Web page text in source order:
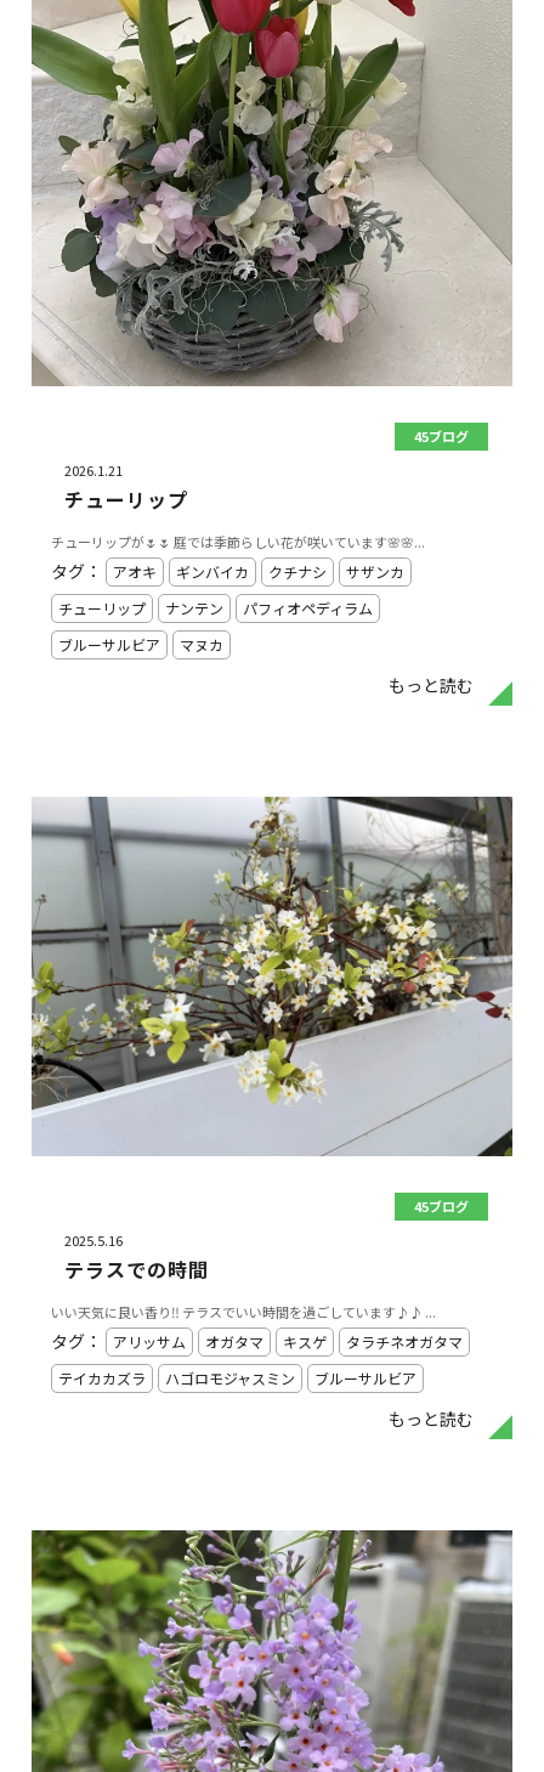
45ブログ
2026.1.21
チューリップ
チューリップが🌷🌷 庭では季節らしい花が咲いています🌸🌸...
もっと読む
タグ： アオキ ギンバイカ クチナシ
サザンカ
チューリップ
ナンテン
パフィオペディラム
ブルーサルビア
マヌカ
45ブログ
2025.5.16
テラスでの時間
いい天気に良い香り‼️ テラスでいい時間を過ごしています♪♪ ...
もっと読む
タグ： アリッサム オガタマ キスゲ
タラチネオガタマ
テイカカズラ
ハゴロモジャスミン ブルーサルビア